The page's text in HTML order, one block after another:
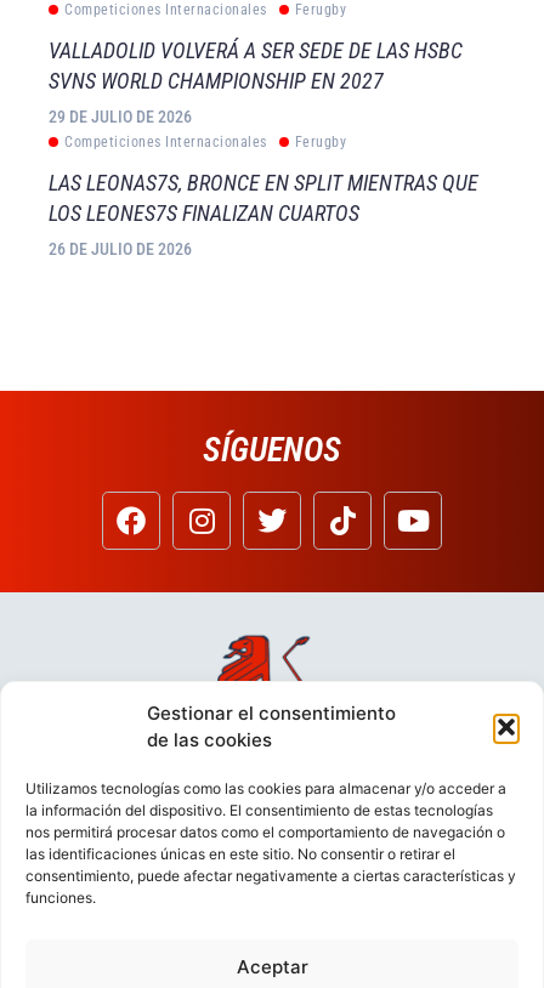
Gestionar el consentimiento
de las cookies
Utilizamos tecnologías como las cookies para almacenar y/o acceder a
la información del dispositivo. El consentimiento de estas tecnologías
nos permitirá procesar datos como el comportamiento de navegación o
las identificaciones únicas en este sitio. No consentir o retirar el
consentimiento, puede afectar negativamente a ciertas características y
funciones.
Aceptar
Competiciones Internacionales Ferugby
VALLADOLID VOLVERÁ A SER SEDE DE LAS HSBC
SVNS WORLD CHAMPIONSHIP EN 2027
29 DE JULIO DE 2026
Competiciones Internacionales Ferugby
LAS LEONAS7S, BRONCE EN SPLIT MIENTRAS QUE
LOS LEONES7S FINALIZAN CUARTOS
26 DE JULIO DE 2026
SÍGUENOS